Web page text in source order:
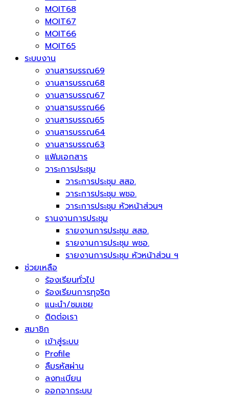
MOIT68
MOIT67
MOIT66
MOIT65
ระบบงาน
งานสารบรรณ69
งานสารบรรณ68
งานสารบรรณ67
งานสารบรรณ66
งานสารบรรณ65
งานสารบรรณ64
งานสารบรรณ63
แฟ้มเอกสาร
วาระการประชุม
วาระการประชุม สสอ.
วาระการประชุม พชอ.
วาระการประชุม หัวหน้าส่วนฯ
รานงานการประชุม
รายงานการประชุม สสอ.
รายงานการประชุม พชอ.
รายงานการประชุม หัวหน้าส่วน ฯ
ช่วยเหลือ
ร้องเรียนทั่วไป
ร้องเรียนการทุจริต
แนะนำ/ชมเชย
ติดต่อเรา
สมาชิก
เข้าสู่ระบบ
Profile
ลืมรหัสผ่าน
ลงทะเบียน
ออกจากระบบ